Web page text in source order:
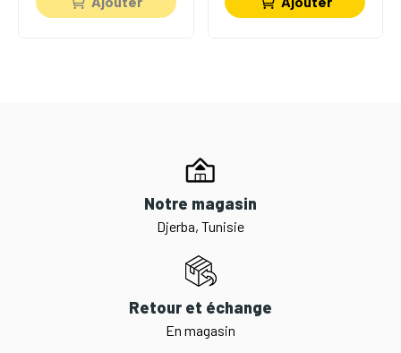
Notre magasin
Djerba, Tunisie
Retour et échange
En magasin